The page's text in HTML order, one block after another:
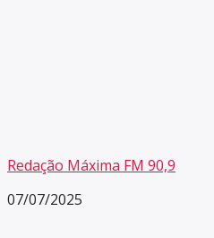
Redação Máxima FM 90,9
07/07/2025